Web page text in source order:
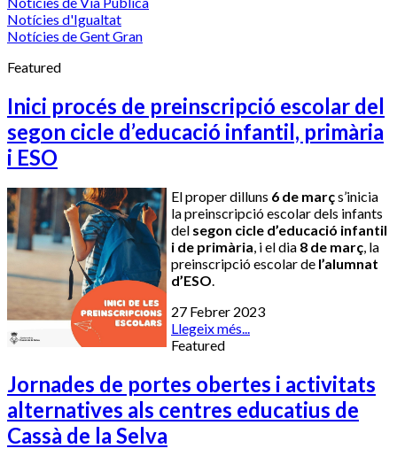
Notícies d'Igualtat
Notícies de Gent Gran
Featured
Inici procés de preinscripció escolar del
segon cicle d’educació infantil, primària
i ESO
El proper dilluns 6 de marçs’inicia
la preinscripció escolar dels infants
del segon cicle d’educació infantil
i de primària, i el dia 8 de març, la
preinscripció escolar de l’alumnat
d’ESO.
27 Febrer 2023
Llegeix més...
Featured
Jornades de portes obertes i activitats
alternatives als centres educatius de
Cassà de la Selva